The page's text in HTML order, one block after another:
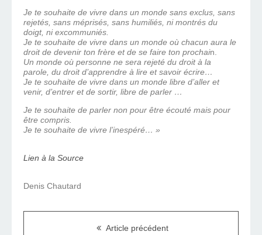
Je te souhaite de vivre dans un monde sans exclus, sans
rejetés, sans méprisés, sans humiliés, ni montrés du
doigt, ni excommuniés.
Je te souhaite de vivre dans un monde où chacun aura le
droit de devenir ton frère et de se faire ton prochain.
Un monde où personne ne sera rejeté du droit à la
parole, du droit d’apprendre à lire et savoir écrire…
Je te souhaite de vivre dans un monde libre d’aller et
venir, d’entrer et de sortir, libre de parler …
Je te souhaite de parler non pour être écouté mais pour
être compris.
Je te souhaite de vivre l’inespéré… »
Lien à la Source
Denis Chautard
Article précédent